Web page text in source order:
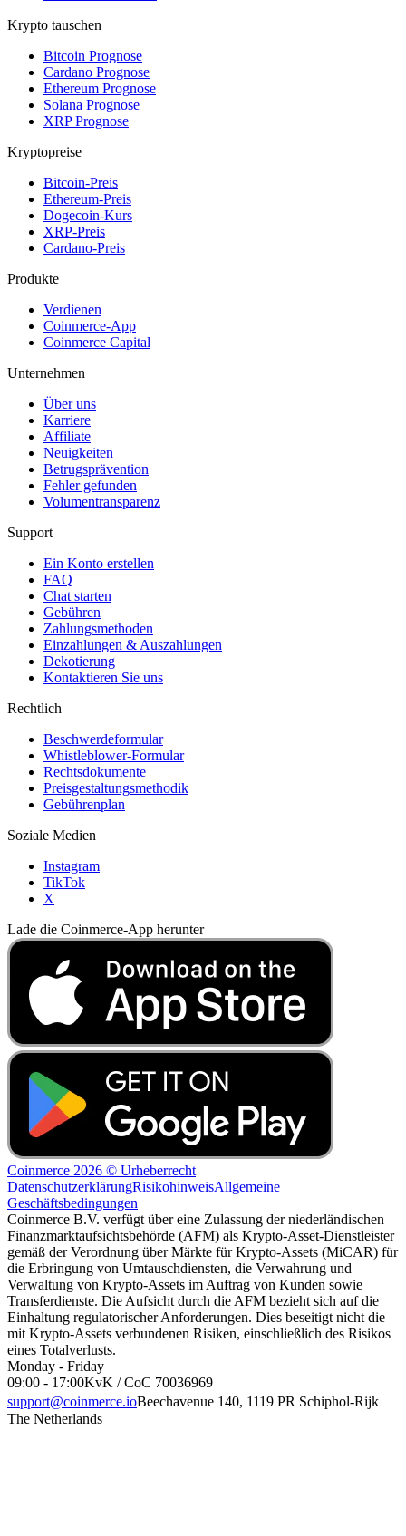
Krypto tauschen
Bitcoin Prognose
Cardano Prognose
Ethereum Prognose
Solana Prognose
XRP Prognose
Kryptopreise
Bitcoin-Preis
Ethereum-Preis
Dogecoin-Kurs
XRP-Preis
Cardano-Preis
Produkte
Verdienen
Coinmerce-App
Coinmerce Capital
Unternehmen
Über uns
Karriere
Affiliate
Neuigkeiten
Betrugsprävention
Fehler gefunden
Volumentransparenz
Support
Ein Konto erstellen
FAQ
Chat starten
Gebühren
Zahlungsmethoden
Einzahlungen & Auszahlungen
Dekotierung
Kontaktieren Sie uns
Rechtlich
Beschwerdeformular
Whistleblower-Formular
Rechtsdokumente
Preisgestaltungsmethodik
Gebührenplan
Soziale Medien
Instagram
TikTok
X
Lade die Coinmerce-App herunter
Coinmerce 2026 © Urheberrecht
DatenschutzerklärungRisikohinweisAllgemeine
Geschäftsbedingungen
Coinmerce B.V. verfügt über eine Zulassung der niederländischen
Finanzmarktaufsichtsbehörde (AFM) als Krypto-Asset-Dienstleister
gemäß der Verordnung über Märkte für Krypto-Assets (MiCAR) für
die Erbringung von Umtauschdiensten, die Verwahrung und
Verwaltung von Krypto-Assets im Auftrag von Kunden sowie
Transferdienste. Die Aufsicht durch die AFM bezieht sich auf die
Einhaltung regulatorischer Anforderungen. Dies beseitigt nicht die
mit Krypto-Assets verbundenen Risiken, einschließlich des Risikos
eines Totalverlusts.
Monday - Friday
09:00 - 17:00KvK / CoC 70036969
support@coinmerce.ioBeechavenue 140, 1119 PR Schiphol-Rijk
The Netherlands